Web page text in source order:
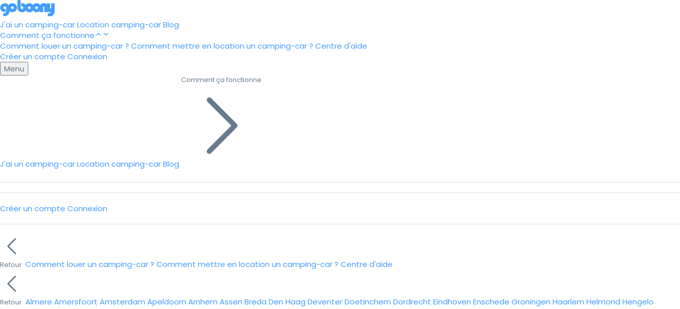
J'ai un camping-carLocation camping-carBlog
Comment ça fonctionne
Comment louer un camping-car ? Comment mettre en location un camping-car ? Centre d'aide
Créer un compte Connexion
Menu
J'ai un camping-carLocation camping-carBlog
Comment ça fonctionne
Créer un compte Connexion
Retour Comment louer un camping-car ? Comment mettre en location un camping-car ? Centre d'aide
Retour Almere Amersfoort Amsterdam Apeldoorn Arnhem Assen Breda Den Haag DeventerDoetinchem Dordrecht Eindhoven Enschede Groningen Haarlem Helmond Hengelo